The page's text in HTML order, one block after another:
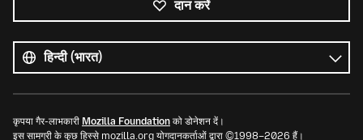
दान करें
भाषाएं
भाषा
कृपया गैर-लाभकारी Mozilla Foundation को डोनेशन दें।
इस सामग्री के कुछ हिस्से mozilla.org योगदानकर्ताओं द्वारा ©1998–2026 हैं।